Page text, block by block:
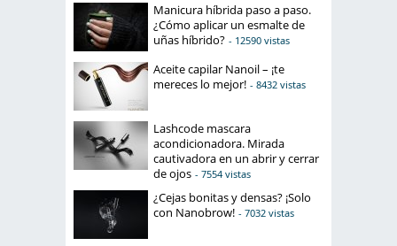
Manicura híbrida paso a paso.
¿Cómo aplicar un esmalte de
uñas híbrido? - 12590 vistas
Aceite capilar Nanoil – ¡te
mereces lo mejor! - 8432 vistas
Lashcode mascara
acondicionadora. Mirada
cautivadora en un abrir y cerrar
de ojos - 7554 vistas
¿Cejas bonitas y densas? ¡Solo
con Nanobrow! - 7032 vistas